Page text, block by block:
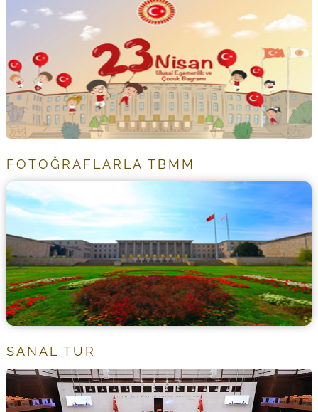
FOTOĞRAFLARLA TBMM
SANAL TUR